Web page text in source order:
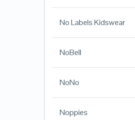
No Labels Kidswear
NoBell
NoNo
Noppies